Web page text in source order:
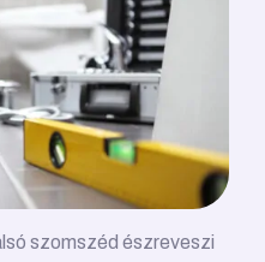
szomszéd észreveszi